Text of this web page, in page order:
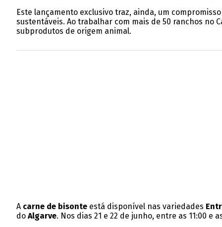
Este lançamento exclusivo traz, ainda, um
sustentáveis. Ao trabalhar com mais de 50 ranchos no
subprodutos de origem animal.
A carne de bisonteestá disponível nas variedades
do Algarve. Nos dias 21 e 22 de junho, entre as 11:00